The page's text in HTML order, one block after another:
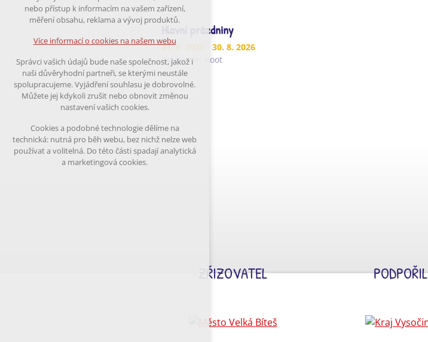
Hlavní prázdniny
27. 6. 2026
- 30. 8. 2026
Kategorie:
Root
ZŘIZOVATEL PODPOŘIL
případná přihlášení, volby jazyka, apod.
Volitelná cookies
analytická pro anonymizované vyhodnocení
návštěvnosti
marketingová cookies (Google)
Více informací o cookies na našem webu
Odmítnout vše
nebo přístup k informacím na vašem zařízení,
měření obsahu, reklama a vývoj produktů.
Více informací o cookies na našem webu
Správci vašich údajů bude naše společnost, jakož i
naši důvěryhodní partneři, se kterými neustále
spolupracujeme. Vyjádření souhlasu je dobrovolné.
Můžete jej kdykoli zrušit nebo obnovit změnou
nastavení vašich cookies.
Cookies a podobné technologie dělíme na
technická: nutná pro běh webu, bez nichž nelze web
používat a volitelná. Do této části spadají analytická
a marketingová cookies.